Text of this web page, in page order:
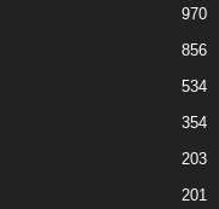
970
856
534
354
203
201